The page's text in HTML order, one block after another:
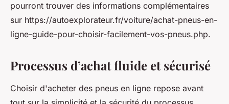
pourront trouver des informations complémentaires
sur https://autoexplorateur.fr/voiture/achat-pneus-en-
ligne-guide-pour-choisir-facilement-vos-pneus.php.
Processus d’achat fluide et sécurisé
Choisir d'acheter des pneus en ligne repose avant